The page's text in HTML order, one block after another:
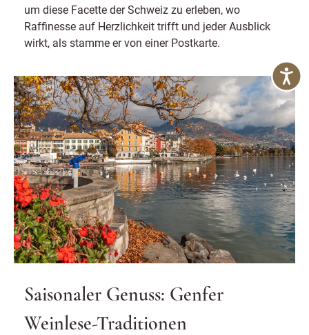
um diese Facette der Schweiz zu erleben, wo
Raffinesse auf Herzlichkeit trifft und jeder Ausblick
wirkt, als stamme er von einer Postkarte.
Saisonaler Genuss: Genfer
Weinlese-Traditionen